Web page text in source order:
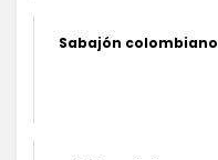
Sabajón colombiano